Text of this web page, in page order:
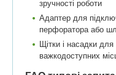
зручності роботи
Адаптер для
перфоратора або
Щітки і насадки для
важкодоступних